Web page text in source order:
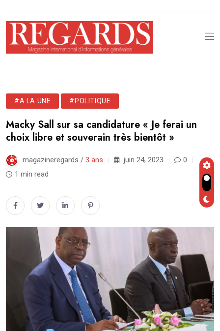
#A LA UNE #POLITIQUE
Macky Sall sur sa candidature « Je ferai un
choix libre et souverain très bientôt »
magazineregards / 3 ans juin 24, 2023
0
1 min read